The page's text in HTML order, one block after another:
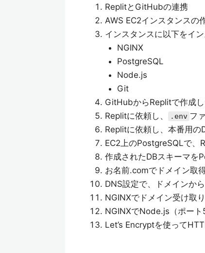
ReplitとGitHubの連携
AWS EC2インスタンスの
インスタンスに以下をイン
NGINX
PostgreSQL
Node.js
Git
GitHubからReplitで作成
Replitに依頼し、
.env フ
Replitに依頼し、本番用の
EC2上のPostgreSQLで、
作成されたDBスキーマを
お名前.comでドメイン取
DNS設定で、ドメインか
NGINXでドメイン受け取
NGINXでNode.js（ポー
Let’s Encryptを使って